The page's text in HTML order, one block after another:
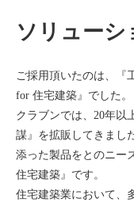
ソリューシ
ご採用頂いたのは、『
for 住宅建築』でした。
クラブンでは、20年以
謀』を拡販してきまし
添った製品をとのニー
住宅建築』です。
住宅建築業において、